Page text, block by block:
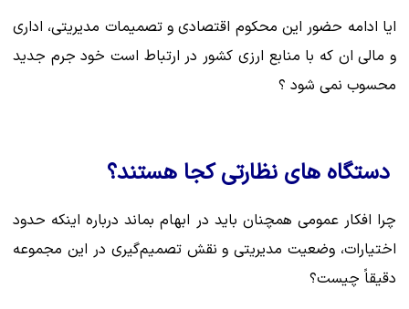
ایا ادامه حضور این محکوم اقتصادی و تصمیمات مدیریتی، اداری
و مالی ان که با منابع ارزی کشور در ارتباط است خود جرم جدید
محسوب نمی شود ؟
دستگاه های نظارتی کجا هستند؟
چرا افکار عمومی همچنان باید در ابهام بماند درباره اینکه حدود
اختیارات، وضعیت مدیریتی و نقش تصمیم‌گیری در این مجموعه
دقیقاً چیست؟